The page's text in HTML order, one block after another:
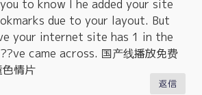
to know I he added your site
due to your layout. But
your internet site has 1 in the
came across. 国产线播放免费
情片
返信